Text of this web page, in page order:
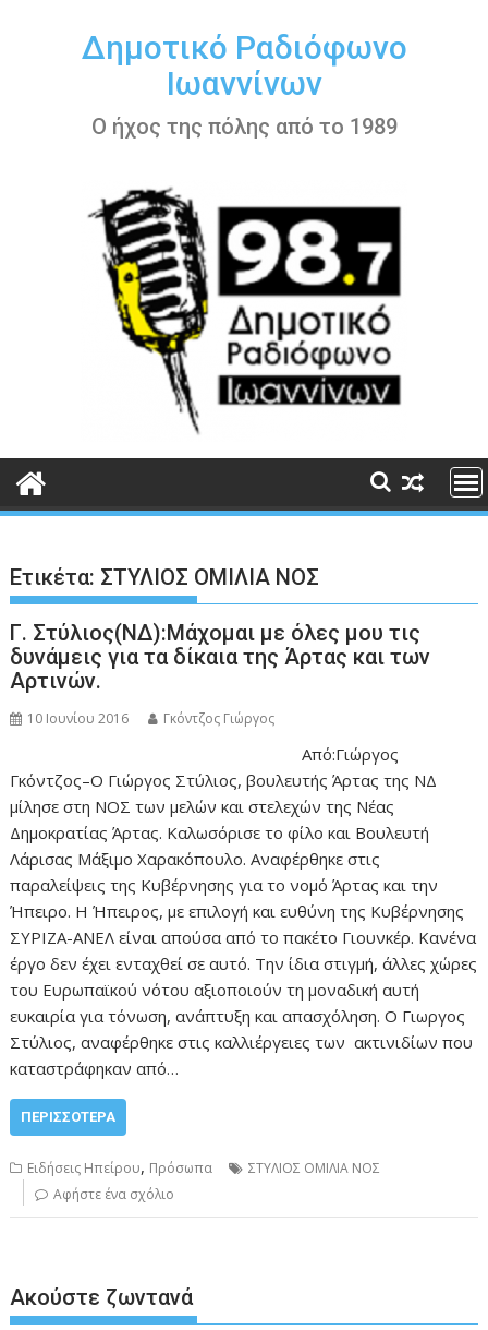
περιεχόμενοΔημοτικό Ραδιόφωνο
Ιωαννίνων
Ο ήχος της πόλης από το 1989
Ετικέτα: ΣΤΥΛΙΟΣ ΟΜΙΛΙΑ ΝΟΣ
Γ. Στύλιος(ΝΔ):Μάχομαι με όλες μου τις
δυνάμεις για τα δίκαια της Άρτας και των
Αρτινών.
10 Ιουνίου 2016 Γκόντζος Γιώργος
Από:Γιώργος
Γκόντζος–Ο Γιώργος Στύλιος, βουλευτής Άρτας της ΝΔ
μίλησε στη ΝΟΣ των μελών και στελεχών της Νέας
Δημοκρατίας Άρτας. Καλωσόρισε το φίλο και Βουλευτή
Λάρισας Μάξιμο Χαρακόπουλο. Αναφέρθηκε στις
παραλείψεις της Κυβέρνησης για το νομό Άρτας και την
Ήπειρο. Η Ήπειρος, με επιλογή και ευθύνη της Κυβέρνησης
ΣΥΡΙΖΑ-ΑΝΕΛ είναι απούσα από το πακέτο Γιουνκέρ. Κανένα
έργο δεν έχει ενταχθεί σε αυτό. Την ίδια στιγμή, άλλες χώρες
του Ευρωπαϊκού νότου αξιοποιούν τη μοναδική αυτή
ευκαιρία για τόνωση, ανάπτυξη και απασχόληση. Ο Γιωργος
Στύλιος, αναφέρθηκε στις καλλιέργειες των ακτινιδίων που
καταστράφηκαν από…
ΠΕΡΙΣΣΌΤΕΡΑ
Ειδήσεις Ηπείρου, Πρόσωπα
ΣΤΥΛΙΟΣ ΟΜΙΛΙΑ ΝΟΣ
Αφήστε ένα σχόλιο
Ακούστε ζωντανά